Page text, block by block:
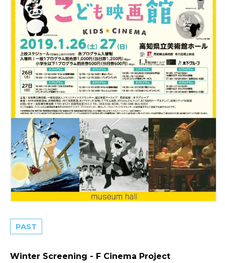
PAST
Winter Screening - F Cinema Project